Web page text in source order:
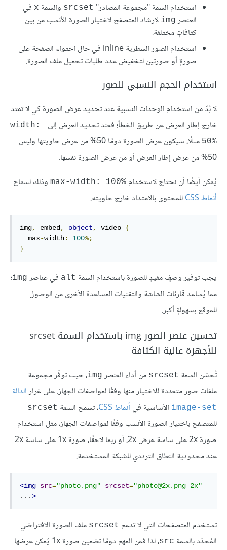
استخدام السمة "مجموعة المصادر" srcset والسمة x في
العنصر img لإرشاد المتصفح لاختيار الصورة الأنسب من بين
كثافاتٍ مختلفة.
استخدام الصور السطرية inline في حال احتواء الصفحة على
صورةٍ أو صورتين لتخفيض عدد طلبات تحميل ملف الصورة.
استخدام الحجم النسبي للصور
لا بُدّ من استخدام الوحدات النسبية عند تحديد عرض الصورة كي لا تمتد
خارج إطار العرض عن طريق الخطأ؛ فعند تحديد العرض إلى
width:
50%
مثلًا، سيكون عرض الصورة دومًا 50% من عرض حاويتها وليس
50% من عرض إطار العرض أو من عرض الصورة نفسها.
يُمكن أيضًا أن نحتاج لاستخدام max-width: 100% وذلك لسماح
أنماط CSS
للمحتوى بالامتداد خارج حاويته.
img, embed, object, video {
  max
-width: 100%;
}
يجب توفير وصفٍ مفيدٍ للصورة باستخدام السمة alt في عناصر img؛
مما يُساعد قارئات الشاشة والتقنيات المساعدة الأخرى من الوصول
للموقع بسهولةٍ أكبر.
تحسين عنصر الصور img باستخدام السمة srcset
للأجهزة عالية الكثافة
تُحسّن السمة srcset من أداء العنصر img، حيث توفّر مجموعة
ملفات صور متعددة للاختيار منها وفقًا لمواصفات الجهاز. على غرارالدالة
image-set الأساسية في أنماط CSS ، تسمح السمة srcset
للمتصفح باختيار الصورة الأنسب وفقًا لمواصفات الجهاز، مثل استخدام
صورة 2x على شاشة عرض 2x، أو ربما لاحقًا، صورة 1x على شاشة 2x
عند محدودية النطاق الترددي للشبكة المستخدمة.
<img src="photo.png" srcset="photo@2x.png 2x"
...>
تستخدم المتصفحات التي لا تدعم srcset ملف الصورة الافتراضي
المُحدّد بالسمة src
، لذا فمن المهم دومًا تضمين صورة 1x يُمكن عرضها